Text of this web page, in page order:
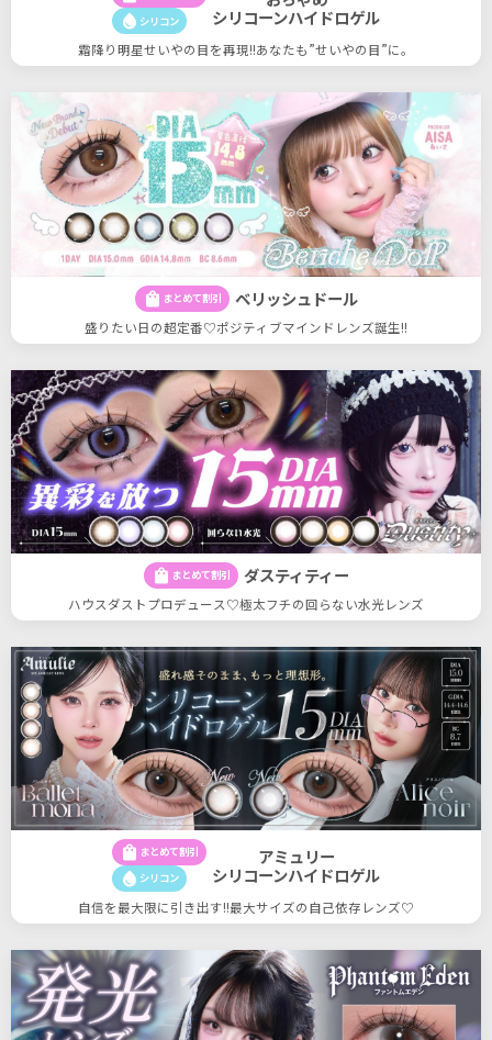
water_drop シリコン
シリコーンハイドロゲル
霜降り明星せいやの目を再現!!あなたも”せいやの目”に。
shopping_bag まとめて割引 ベリッシュドール
盛りたい日の超定番♡ポジティブマインドレンズ誕生!!
shopping_bag まとめて割引 ダスティティー
ハウスダストプロデュース♡極太フチの回らない水光レンズ
shopping_bag まとめて割引
water_drop シリコン
アミュリー
シリコーンハイドロゲル
自信を最大限に引き出す!!最大サイズの自己依存レンズ♡